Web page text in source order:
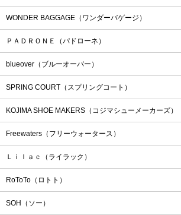
WONDER BAGGAGE（ワンダーバゲージ）
ＰＡＤＲＯＮＥ（パドローネ）
blueover（ブルーオーバー）
SPRING COURT（スプリングコート）
KOJIMA SHOE MAKERS（コジマシューメーカーズ）
Freewaters（フリーウォータース）
Ｌｉｌａｃ（ライラック）
RoToTo（ロトト）
SOH（ソー）